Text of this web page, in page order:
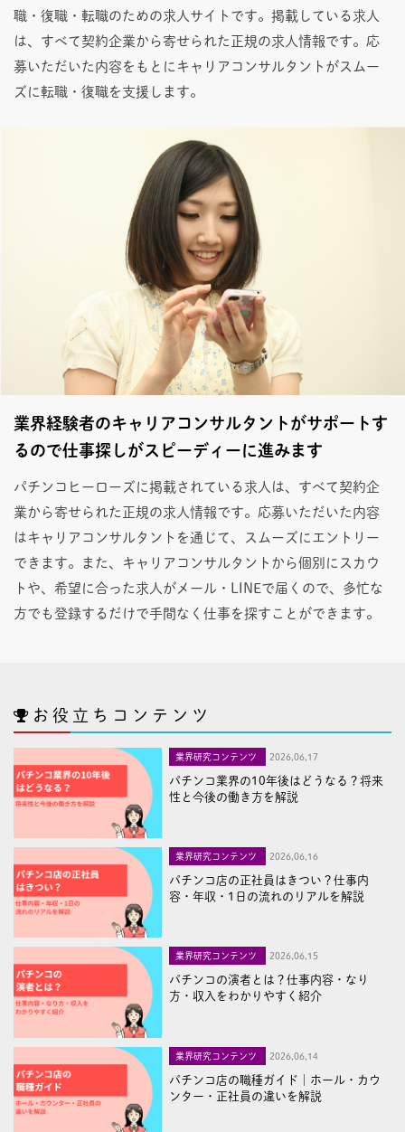
職・復職・転職のための求人サイトです。掲載している求人
は、すべて契約企業から寄せられた正規の求人情報です。応
募いただいた内容をもとにキャリアコンサルタントがスムー
ズに転職・復職を支援します。
業界経験者のキャリアコンサルタントがサポートす
るので仕事探しがスピーディーに進みます
パチンコヒーローズに掲載されている求人は、すべて契約企
業から寄せられた正規の求人情報です。応募いただいた内容
はキャリアコンサルタントを通じて、スムーズにエントリー
できます。また、キャリアコンサルタントから個別にスカウ
トや、希望に合った求人がメール・LINEで届くので、多忙な
方でも登録するだけで手間なく仕事を探すことができます。
お役立ちコンテンツ
業界研究コンテンツ 2026,06,17
パチンコ業界の10年後はどうなる？将来
性と今後の働き方を解説
業界研究コンテンツ 2026,06,16
パチンコ店の正社員はきつい？仕事内
容・年収・1日の流れのリアルを解説
業界研究コンテンツ 2026,06,15
パチンコの演者とは？仕事内容・なり
方・収入をわかりやすく紹介
業界研究コンテンツ 2026,06,14
パチンコ店の職種ガイド｜ホール・カウ
ンター・正社員の違いを解説